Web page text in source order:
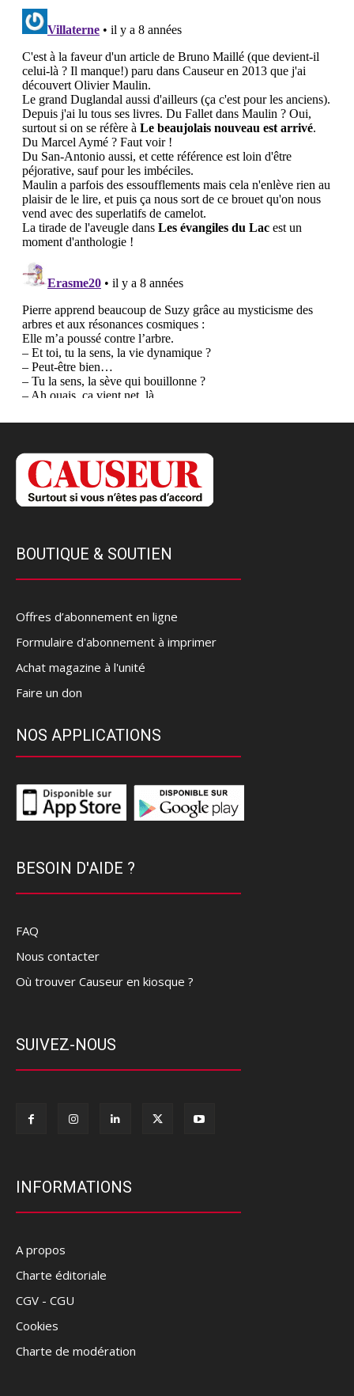
BOUTIQUE & SOUTIEN
Offres d’abonnement en ligne
Formulaire d'abonnement à imprimer
Achat magazine à l'unité
Faire un don
NOS APPLICATIONS
BESOIN D'AIDE ?
FAQ
Nous contacter
Où trouver Causeur en kiosque ?
SUIVEZ-NOUS
INFORMATIONS
A propos
Charte éditoriale
CGV - CGU
Cookies
Charte de modération